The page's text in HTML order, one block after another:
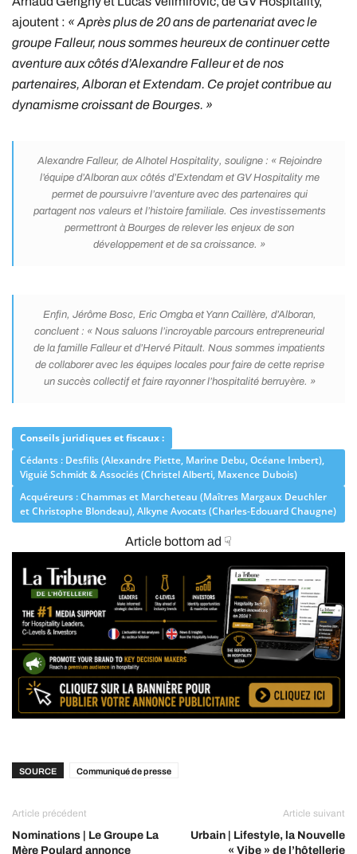
ajoutent : « Après plus de 20 ans de partenariat avec le
groupe Falleur, nous sommes heureux de continuer cette
aventure aux côtés d’Alexandre Falleur et de nos
partenaires, Alboran et Extendam. Ce projet contribue au
dynamisme croissant de Bourges. »
Alexandre Falleur, de Alhotel Hospitality, souligne : « Rejoindre
l’équipe d’Alboran aux côtés d’Extendam et GV Hospitality me
permet de poursuivre l’aventure avec des partenaires qui
partagent nos valeurs et l’histoire familiale. Ces investissements
permettront à Bourges de relever les enjeux de son
développement et de sa croissance. »
Enfin, Jérôme Bosc, Eric Omgba et Yann Caillère, d’Alboran,
concluent : « Nous saluons l’incroyable parcours entrepreneurial
de la famille Falleur et d’Hervé Pitault. Nous sommes impatients
de collaborer avec les équipes locales pour faire de cette reprise
un succès collectif et faire rayonner l’hospitalité berruyère. »
Conseils juridiques et fiscaux :
Cédants : Desfilis (Alexandre Piette, Marine Debu, Océane Imbert),
Viguié Schmidt & Associés (Christel Alberti, Maxence Dubois)
Acquéreurs : Chammas et Marcheteau (Maîtres Margaux Deuchler
et Christophe Blondeau), Alkyne Avocats (Charles-Edouard Chaugne)
Article bottom ad ☟
SOURCE Communiqué de presse
Article précédent
Nominations | Le Groupe La
Mère Poulard annonce
Article suivant
Urbain | Lifestyle, la Nouvelle
« Vibe » de l’hôtellerie